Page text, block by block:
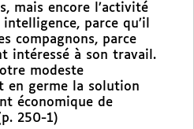
mais encore l’activité
parce qu’il
compagnons, parce
intéressé à son travail.
modeste
en germe la solution
économique de
250-1)